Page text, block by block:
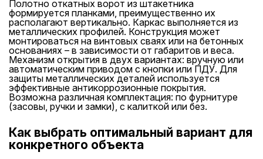
Полотно откатных ворот из штакетника
формируется планками, преимущественно их
располагают вертикально. Каркас выполняется из
металлических профилей. Конструкция может
монтироваться на винтовых сваях или на бетонных
основаниях – в зависимости от габаритов и веса.
Механизм открытия в двух вариантах: вручную или
автоматическим приводом с кнопки или ПДУ. Для
защиты металлических деталей используется
эффективные антикоррозионные покрытия.
Возможна различная комплектация: по фурнитуре
(засовы, ручки и замки), с калиткой или без.
Как выбрать оптимальный вариант для
конкретного объекта